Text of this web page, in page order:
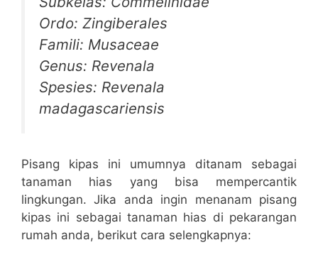
Ordo: Zingiberales
Famili: Musaceae
Genus: Revenala
Spesies: Revenala
madagascariensis
Pisang kipas ini umumnya ditanam sebagai
tanaman hias yang bisa mempercantik
lingkungan. Jika anda ingin menanam pisang
kipas ini sebagai tanaman hias di pekarangan
rumah anda, berikut cara selengkapnya: